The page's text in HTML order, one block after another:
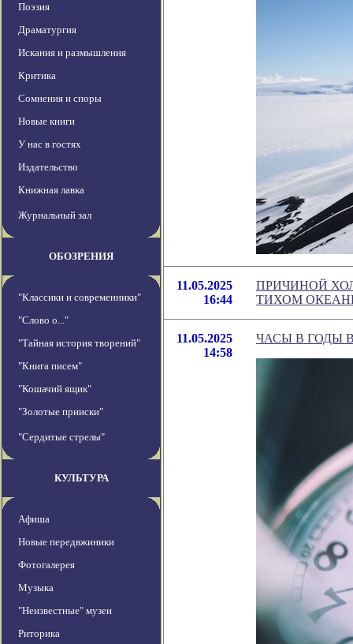
Поэзия
Драматургия
Искания и размышления
Критика
Сомнения и споры
Новые книги
У нас в гостях
Издательство
Книжная лавка
Журнальный зал
ОБОЗРЕНИЯ
"Классики и современники"
"Слово о..."
"Тайная история творений"
"Книга писем"
"Кошачий ящик"
"Золотые прииски"
"Сердитые стрелы"
КУЛЬТУРА
Афиша
Новые передвжиники
Фотогалерея
Музыка
"Неизвестные" музеи
Риторика
11.05.2025
16:44
ПРИЧИНОЙ
ТИХОМ
11.05.2025
14:58
ЧАСЫ В ГОДЫ